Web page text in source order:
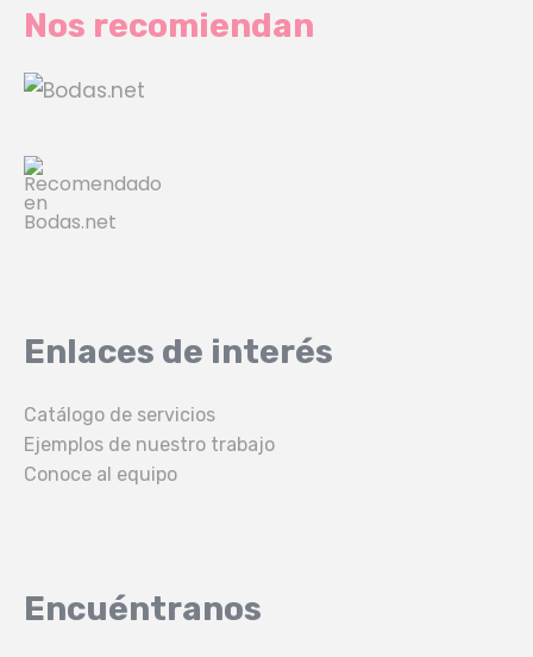
Nos recomiendan
Enlaces de interés
Catálogo de servicios
Ejemplos de nuestro trabajo
Conoce al equipo
Encuéntranos